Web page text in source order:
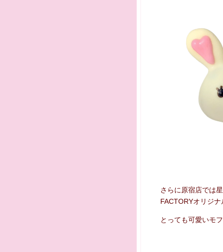
さらに原宿店では
FACTORYオリジ
とっても可愛いモ